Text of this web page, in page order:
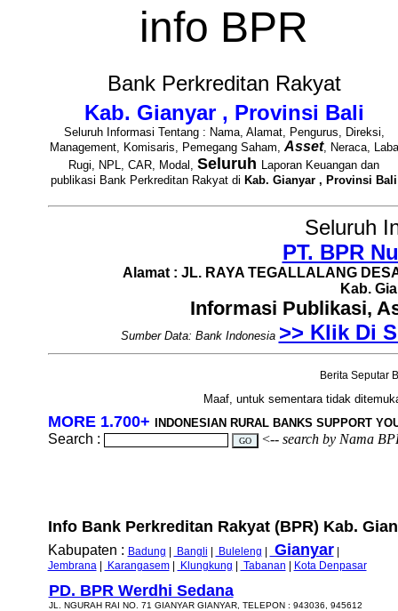
info BPR
Bank Perkreditan Rakyat
Kab. Gianyar , Provinsi Bali
Seluruh Informasi Tentang : Nama, Alamat, Pengurus, Direksi,
Management, Komisaris, Pemegang Saham,Asset, Neraca, Laba
Rugi, NPL, CAR, Modal, Seluruh Laporan Keuangan dan
publikasi Bank Perkreditan Rakyat di Kab. Gianyar , Provinsi Bali
Seluruh
PT. BPR
Alamat : JL. RAYA TEGALLALANG
Kab.
Informasi Publikasi,
Sumber Data: Bank Indonesia >> Klik Di
Berita Seputar
Maaf, untuk sementara tidak
MORE 1.700+ INDONESIAN RURAL BANKS SUPPORT
Search : <-- search by Nama
Info Bank Perkreditan Rakyat (BPR) Kab.
Kabupaten : Badung Bangli Buleleng Gianyar|
Jembrana| Karangasem| Klungkung Tabanan Kota Denpasar
PD. BPR Werdhi Sedana
JL. NGURAH RAI NO. 71 GIANYAR GIANYAR, TELEPON : 943036, 945612